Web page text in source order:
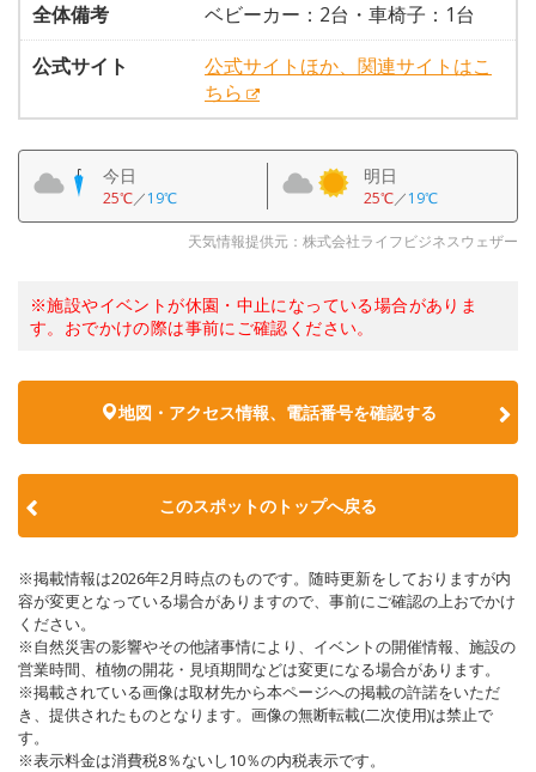
全体備考
ベビーカー：2台・車椅子：1台
公式サイト
公式サイトほか、関連サイトはこ
ちら
今日
25℃／19℃
明日
25℃／19℃
天気情報提供元：株式会社ライフビジネスウェザー
※施設やイベントが休園・中止になっている場合がありま
す。おでかけの際は事前にご確認ください。
地図・アクセス情報、電話番号を確認する
このスポットのトップへ戻る
※掲載情報は2026年2月時点のものです。随時更新をしておりますが内
容が変更となっている場合がありますので、事前にご確認の上おでかけ
ください。
※自然災害の影響やその他諸事情により、イベントの開催情報、施設の
営業時間、植物の開花・見頃期間などは変更になる場合があります。
※掲載されている画像は取材先から本ページへの掲載の許諾をいただ
き、提供されたものとなります。画像の無断転載(二次使用)は禁止で
す。
※表示料金は消費税8％ないし10％の内税表示です。